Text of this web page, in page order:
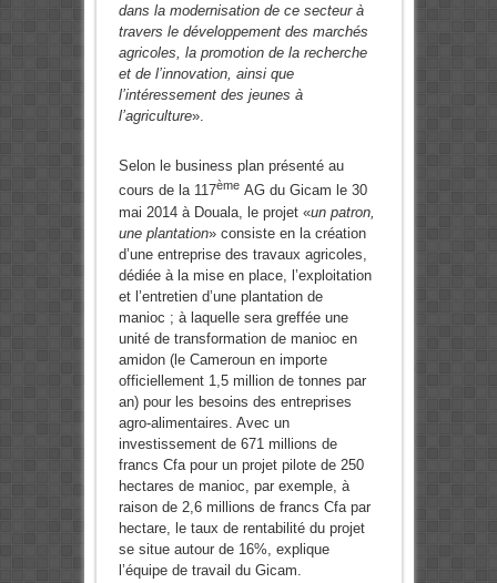
dans la modernisation de ce secteur à
travers le développement des marchés
agricoles, la promotion de la recherche
et de l’innovation, ainsi que
l’intéressement des jeunes à
l’agriculture».
Selon le business plan présenté au
cours de la 117èmeAG du Gicam le 30
mai 2014 à Douala, le projet «un patron,
une plantation» consiste en la création
d’une entreprise des travaux agricoles,
dédiée à la mise en place, l’exploitation
et l’entretien d’une plantation de
manioc ; à laquelle sera greffée une
unité de transformation de manioc en
amidon (le Cameroun en importe
officiellement 1,5 million de tonnes par
an) pour les besoins des entreprises
agro-alimentaires. Avec un
investissement de 671 millions de
francs Cfa pour un projet pilote de 250
hectares de manioc, par exemple, à
raison de 2,6 millions de francs Cfa par
hectare, le taux de rentabilité du projet
se situe autour de 16%, explique
l’équipe de travail du Gicam.